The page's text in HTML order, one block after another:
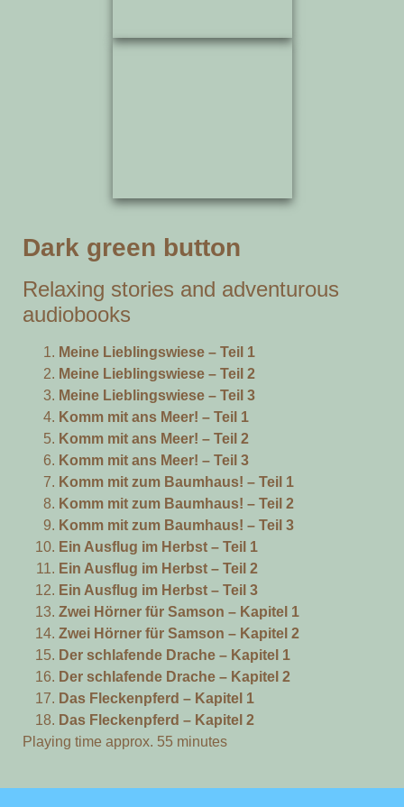
Dark green button
Relaxing stories and adventurous
audiobooks
Meine Lieblingswiese – Teil 1
Meine Lieblingswiese – Teil 2
Meine Lieblingswiese – Teil 3
Komm mit ans Meer! – Teil 1
Komm mit ans Meer! – Teil 2
Komm mit ans Meer! – Teil 3
Komm mit zum Baumhaus! – Teil 1
Komm mit zum Baumhaus! – Teil 2
Komm mit zum Baumhaus! – Teil 3
Ein Ausflug im Herbst – Teil 1
Ein Ausflug im Herbst – Teil 2
Ein Ausflug im Herbst – Teil 3
Zwei Hörner für Samson – Kapitel 1
Zwei Hörner für Samson – Kapitel 2
Der schlafende Drache – Kapitel 1
Der schlafende Drache – Kapitel 2
Das Fleckenpferd – Kapitel 1
Das Fleckenpferd – Kapitel 2
Playing time approx. 55 minutes